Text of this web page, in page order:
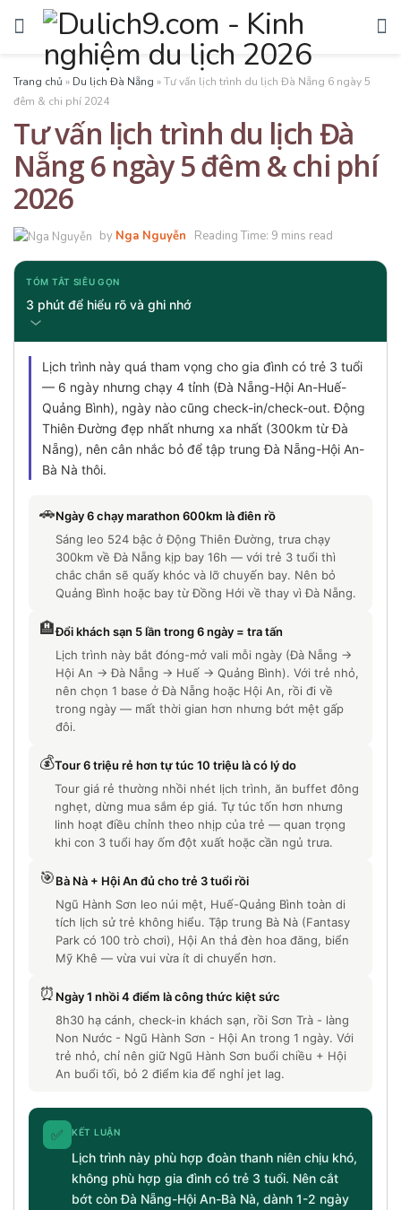
Trang chủ » Du lịch Đà Nẵng »Tư vấn lịch trình du lịch Đà Nẵng 6 ngày 5
đêm & chi phí 2024
Tư vấn lịch trình du lịch Đà
Nẵng 6 ngày 5 đêm & chi phí
2026
by Nga Nguyễn Reading Time: 9 mins read
TÓM TẮT SIÊU GỌN
3 phút để hiểu rõ và ghi nhớ
Lịch trình này quá tham vọng cho gia đình có trẻ 3 tuổi
— 6 ngày nhưng chạy 4 tỉnh (Đà Nẵng-Hội An-Huế-
Quảng Bình), ngày nào cũng check-in/check-out. Động
Thiên Đường đẹp nhất nhưng xa nhất (300km từ Đà
Nẵng), nên cân nhắc bỏ để tập trung Đà Nẵng-Hội An-
Bà Nà thôi.
🚗Ngày 6 chạy marathon 600km là điên rồ
Sáng leo 524 bậc ở Động Thiên Đường, trưa chạy
300km về Đà Nẵng kịp bay 16h — với trẻ 3 tuổi thì
chắc chắn sẽ quấy khóc và lỡ chuyến bay. Nên bỏ
Quảng Bình hoặc bay từ Đồng Hới về thay vì Đà Nẵng.
🏨Đổi khách sạn 5 lần trong 6 ngày = tra tấn
Lịch trình này bắt đóng-mở vali mỗi ngày (Đà Nẵng →
Hội An → Đà Nẵng → Huế → Quảng Bình). Với trẻ nhỏ,
nên chọn 1 base ở Đà Nẵng hoặc Hội An, rồi đi về
trong ngày — mất thời gian hơn nhưng bớt mệt gấp
đôi.
💰Tour 6 triệu rẻ hơn tự túc 10 triệu là có lý do
Tour giá rẻ thường nhồi nhét lịch trình, ăn buffet đông
nghẹt, dừng mua sắm ép giá. Tự túc tốn hơn nhưng
linh hoạt điều chỉnh theo nhịp của trẻ — quan trọng
khi con 3 tuổi hay ốm đột xuất hoặc cần ngủ trưa.
🎯Bà Nà + Hội An đủ cho trẻ 3 tuổi rồi
Ngũ Hành Sơn leo núi mệt, Huế-Quảng Bình toàn di
tích lịch sử trẻ không hiểu. Tập trung Bà Nà (Fantasy
Park có 100 trò chơi), Hội An thả đèn hoa đăng, biển
Mỹ Khê — vừa vui vừa ít di chuyển hơn.
⏰ Ngày 1 nhồi 4 điểm là công thức kiệt sức
8h30 hạ cánh, check-in khách sạn, rồi Sơn Trà - làng
Non Nước - Ngũ Hành Sơn - Hội An trong 1 ngày. Với
trẻ nhỏ, chỉ nên giữ Ngũ Hành Sơn buổi chiều + Hội
An buổi tối, bỏ 2 điểm kia để nghỉ jet lag.
✅ KẾT LUẬN
Lịch trình này phù hợp đoàn thanh niên chịu khó,
không phù hợp gia đình có trẻ 3 tuổi. Nên cắt
bớt còn Đà Nẵng-Hội An-Bà Nà, dành 1-2 ngày